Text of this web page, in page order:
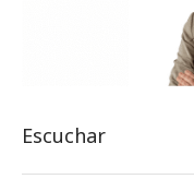
Escuchar